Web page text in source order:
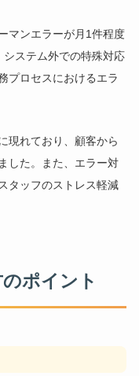
マンエラーが月1件程度
ステム外での特殊対応
プロセスにおけるエラ
現れており、顧客から
した。また、エラー対
タッフのストレス軽減
ポイント